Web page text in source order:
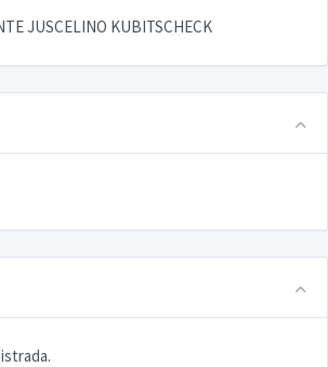
JUSCELINO KUBITSCHECK